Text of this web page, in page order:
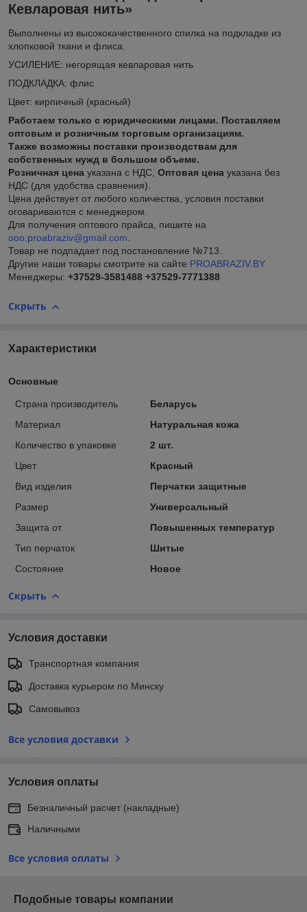
Кевларовая нить»
Выполнены из высококачественного спилка на подкладке из
хлопковой ткани и флиса.
УСИЛЕНИЕ: негорящая кевларовая нить
ПОДКЛАДКА: флис
Цвет: кирпичный (красный)
Работаем только с юридическими лицами. Поставляем
оптовым и розничным торговым организациям.
Также возможны поставки производствам для
собственных нужд в большом объеме.
Розничная цена указана с НДС, Оптовая цена указана без
НДС (для удобства сравнения).
Цена действует от любого количества, условия поставки
оговариваются с менеджером.
Для получения оптового прайса, пишите на
ooo.proabraziv@gmail.com.
Товар не подпадает под постановление №713.
Другие наши товары смотрите на сайте PROABRAZIV.BY
Менеджеры: +37529-3581488 +37529-7771388
Скрыть
Характеристики
Основные
Страна производитель
Беларусь
Материал
Натуральная кожа
Количество в упаковке
2 шт.
Цвет
Красный
Вид изделия
Перчатки защитные
Размер
Универсальный
Защита от
Повышенных температур
Тип перчаток
Шитые
Состояние
Новое
Скрыть
Условия доставки
Транспортная компания
Доставка курьером по Минску
Самовывоз
Все условия доставки
Условия оплаты
Безналичный расчет (накладные)
Наличными
Все условия оплаты
Подобные товары компании